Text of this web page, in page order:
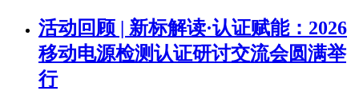
活动回顾 | 新标解读·认证赋能：2026
移动电源检测认证研讨交流会圆满举
行